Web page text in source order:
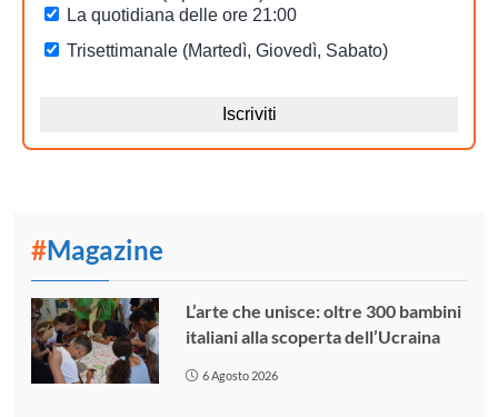
#Magazine
L’arte che unisce: oltre 300 bambini
italiani alla scoperta dell’Ucraina
6 Agosto 2026